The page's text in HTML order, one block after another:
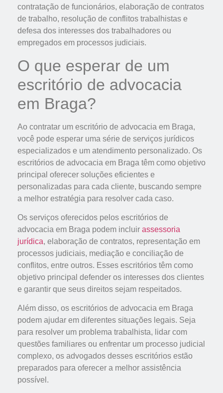
contratação de funcionários, elaboração de contratos
de trabalho, resolução de conflitos trabalhistas e
defesa dos interesses dos trabalhadores ou
empregados em processos judiciais.
O que esperar de um
escritório de advocacia
em Braga?
Ao contratar um escritório de advocacia em Braga,
você pode esperar uma série de serviços jurídicos
especializados e um atendimento personalizado. Os
escritórios de advocacia em Braga têm como objetivo
principal oferecer soluções eficientes e
personalizadas para cada cliente, buscando sempre
a melhor estratégia para resolver cada caso.
Os serviços oferecidos pelos escritórios de
advocacia em Braga podem incluir assessoria
jurídica, elaboração de contratos, representação em
processos judiciais, mediação e conciliação de
conflitos, entre outros. Esses escritórios têm como
objetivo principal defender os interesses dos clientes
e garantir que seus direitos sejam respeitados.
Além disso, os escritórios de advocacia em Braga
podem ajudar em diferentes situações legais. Seja
para resolver um problema trabalhista, lidar com
questões familiares ou enfrentar um processo judicial
complexo, os advogados desses escritórios estão
preparados para oferecer a melhor assistência
possível.